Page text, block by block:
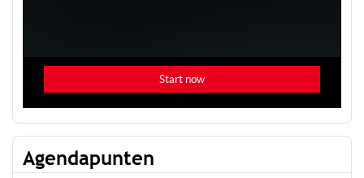
Agendapunten